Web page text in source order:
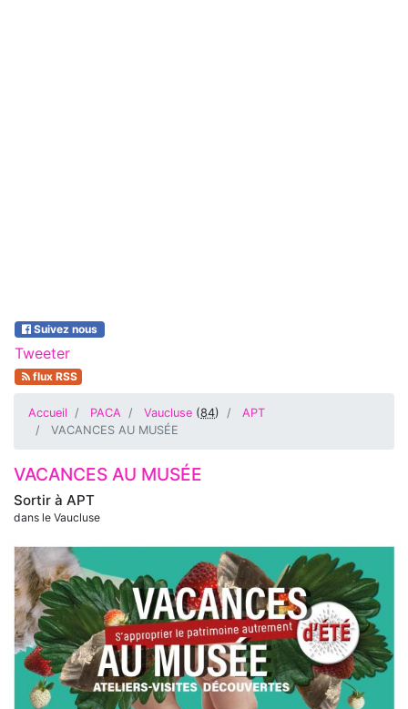
Suivez nous
Tweeter
flux RSS
Accueil PACA Vaucluse (84)
APT
VACANCES AU MUSÉE
Sortir à APT
dans le Vaucluse
VACANCES AU MUSÉE